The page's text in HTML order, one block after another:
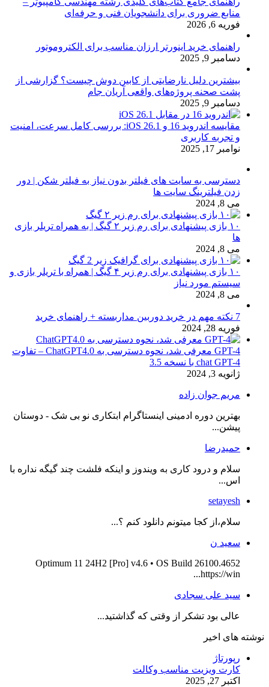
منابع ضروری برای دانشجویان فنی و حرفه‌ای
فوریه 6, 2026
راهنمای خرید اینورتر ارزان مناسب برای الکتروموتور
دسامبر 9, 2025
بیشترین دلیل نارضایتی از کابین دوش چیست؟ گزارشی از
پشت صحنه پروژه‌های واقعی آریان جام
دسامبر 9, 2025
مقایسه اندروید 16 و iOS 26.1: بررسی کامل سرعت، امنیت
و تجربه کاربری
نوامبر 17, 2025
دسترسی به سایت های فیلتر بدون نیاز به فیلتر شکن | دور
زدن فیلترینگ سایت ها
می 8, 2024
۱۰ بازی پیشنهادی برای رم زیر ۲ گیگ | به همراه تریلر بازی
ها
می 8, 2024
۱۰ بازی پیشنهادی برای رم زیر ۴ گیگ | همراه با تریلر بازی و
سیستم مورد نیاز
می 8, 2024
7 نکته مهم در خرید دوربین مداربسته + راهنمای خرید
فوریه 28, 2024
GPT-4 معرفی شد، نحوه دسترسی به ChatGPT4.0 – تفاوت
chat GPT-4 با نسخه 3.5
ژانویه 3, 2024
مریم جوان زاده
بهترین دوره ادمینی اینستاگرام ابتکاری نو بی شک - دوستان
پیشن...
حمیدرضا
سلام و درود کاری به ویندوز و اینکه فلشت چند گیگه نداره با
اس...
setayesh
سلام،از کجا میتونم دانلود کنم ؟...
سعید ن
Optimum 11 24H2 [Pro] v4.6 • OS Build 26100.4652
https://win...
سید علی سجادی
عالی بود تشکر از وقتی که گذاشتید...
نوشته های اخیر
رپورتاژ
کارت ویزیت مناسب وکالت
اکتبر 27, 2025